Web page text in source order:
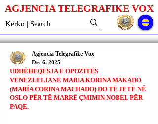
AGJENCIA TELEGRAFIKE VOX
UDHËHEQËSJA E OPOZITËS
VENEZUELIANE MARIA KORINA MAKADO
(MARÍA CORINA MACHADO) DO TË JETË NË
OSLO PËR TË MARRË ÇMIMIN NOBEL PËR
PAQE.
Agjencia Telegrafike Vox
Dec 6, 2025